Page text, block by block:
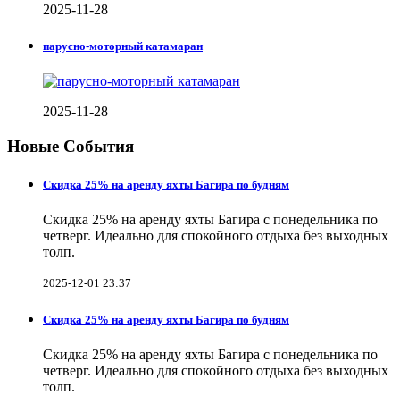
2025-11-28
парусно-моторный катамаран
2025-11-28
Новые События
Скидка 25% на аренду яхты Багира по будням
Скидка 25% на аренду яхты Багира с понедельника по
четверг. Идеально для спокойного отдыха без выходных
толп.
2025-12-01 23:37
Скидка 25% на аренду яхты Багира по будням
Скидка 25% на аренду яхты Багира с понедельника по
четверг. Идеально для спокойного отдыха без выходных
толп.